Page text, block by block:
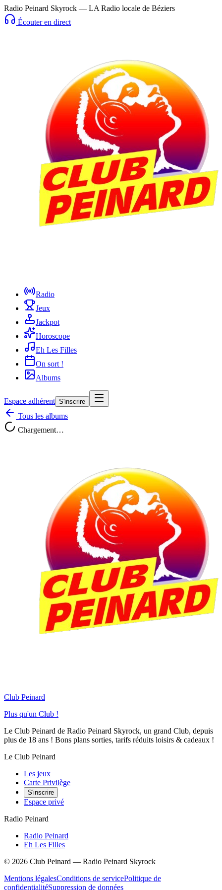
Radio Peinard Skyrock — LA Radio locale de Béziers
Écouter en direct
Radio
Jeux
Jackpot
Horoscope
Eh Les Filles
On sort !
Albums
Espace adhérent S'inscrire
Tous les albums
Chargement…
Club Peinard
Plus qu'un Club !
Le Club Peinard de Radio Peinard Skyrock, un grand Club, depuis
plus de 18 ans ! Bons plans sorties, tarifs réduits loisirs & cadeaux !
Le Club Peinard
Les jeux
Carte Privilège
S'inscrire
Espace privé
Radio Peinard
Radio Peinard
Eh Les Filles
© 2026 Club Peinard — Radio Peinard Skyrock
Mentions légalesConditions de servicePolitique de
confidentialitéSuppression de données